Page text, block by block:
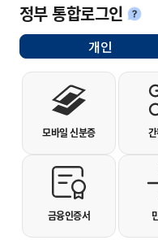
정부 통합로그인안내
개인선택됨
개인사용자 로그
모바일 신분증
금융인증서